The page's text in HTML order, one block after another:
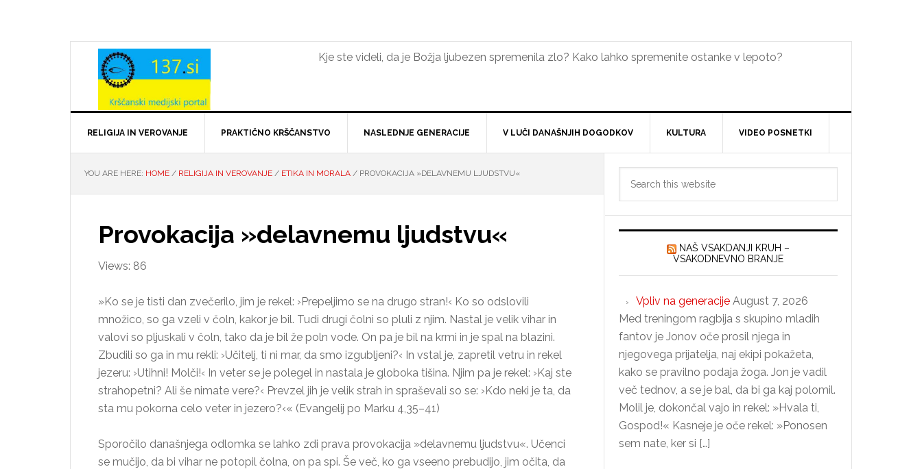
Kje ste videli, da je Božja ljubezen spremenila zlo? Kako lahko spremenite ostanke v lepoto?
RELIGIJA IN VEROVANJE PRAKTIČNO KRŠČANSTVO NASLEDNJE GENERACIJE V LUČI DANAŠNJIH DOGODKOV KULTURA VIDEO POSNETKI
YOU ARE HERE: HOME / RELIGIJA IN VEROVANJE / ETIKA IN MORALA / PROVOKACIJA »DELAVNEMU LJUDSTVU«
Provokacija »delavnemu ljudstvu«
Views: 86
»Ko se je tisti dan zvečerilo, jim je rekel: ›Prepeljimo se na drugo stran!‹ Ko so odslovili
množico, so ga vzeli v čoln, kakor je bil. Tudi drugi čolni so pluli z njim. Nastal je velik vihar in
valovi so pljuskali v čoln, tako da je bil že poln vode. On pa je bil na krmi in je spal na blazini.
Zbudili so ga in mu rekli: ›Učitelj, ti ni mar, da smo izgubljeni?‹ In vstal je, zapretil vetru in rekel
jezeru: ›Utihni! Molči!‹ In veter se je polegel in nastala je globoka tišina. Njim pa je rekel: ›Kaj ste
strahopetni? Ali še nimate vere?‹ Prevzel jih je velik strah in spraševali so se: ›Kdo neki je ta, da
sta mu pokorna celo veter in jezero?‹« (Evangelij po Marku 4,35–41)
Sporočilo današnjega odlomka se lahko zdi prava provokacija »delavnemu ljudstvu«. Učenci
se mučijo, da bi vihar ne potopil čolna, on pa spi. Še več, ko ga vseeno prebudijo, jim očita, da
Primary
Sidebar
NAŠ VSAKDANJI KRUH –
VSAKODNEVNO BRANJE
Vpliv na generacije August 7, 2026
Med treningom ragbija s skupino mladih
fantov je Jonov oče prosil njega in
njegovega prijatelja, naj ekipi pokažeta,
kako se pravilno podaja žoga. Jon je vadil
več tednov, a se je bal, da bi ga kaj polomil.
Molil je, dokončal vajo in rekel: »Hvala ti,
Gospod!« Kasneje je oče rekel: »Ponosen
sem nate, ker si […]